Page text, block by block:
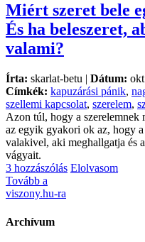
Miért szeret bele
És ha beleszeret,
valami?
Írta: skarlat-betu | Dátum:
Címkék: kapuzárási pánik,
szellemi kapcsolat, szerelem,
Azon túl, hogy a szerelemnek
az egyik gyakori ok az, hogy
valakivel, aki meghallgatja és
vágyait.
3 hozzászólás Elolvasom
Tovább a
viszony.hu-ra
Archívum